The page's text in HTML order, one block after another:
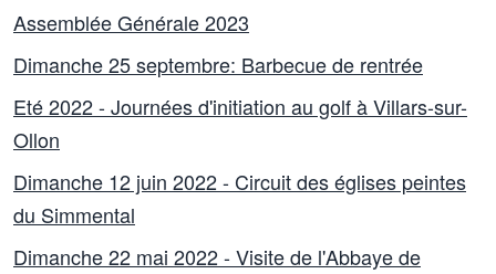
Assemblée Générale 2023
Dimanche 25 septembre: Barbecue de rentrée
Eté 2022 - Journées d'initiation au golf à Villars-sur-
Ollon
Dimanche 12 juin 2022 - Circuit des églises peintes
du Simmental
Dimanche 22 mai 2022 - Visite de l'Abbaye de